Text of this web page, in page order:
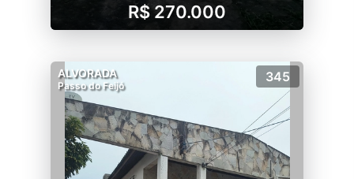
R$ 270.000
ALVORADA
Passo do Feijó
345